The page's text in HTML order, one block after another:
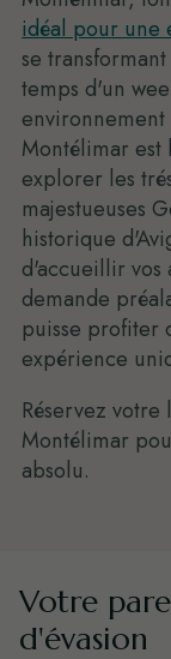
idéal pour une
se
temps d'un
Montélimar
explorer les
majestueuses
historique
d'accueillir vos
demande
puisse profiter
expérience
Réservez
Montélimar
absolu.
Votre
d'évasion